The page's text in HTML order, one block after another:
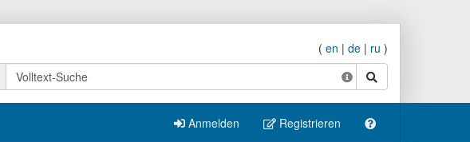
( en | de | ru )
Suche
Anmelden Registrieren